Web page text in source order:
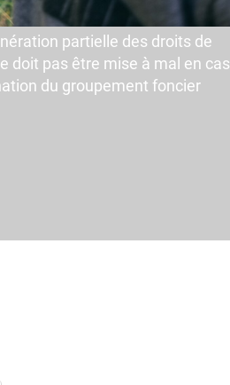
partielle des droits de
doit pas être mise à mal en cas
du groupement foncier